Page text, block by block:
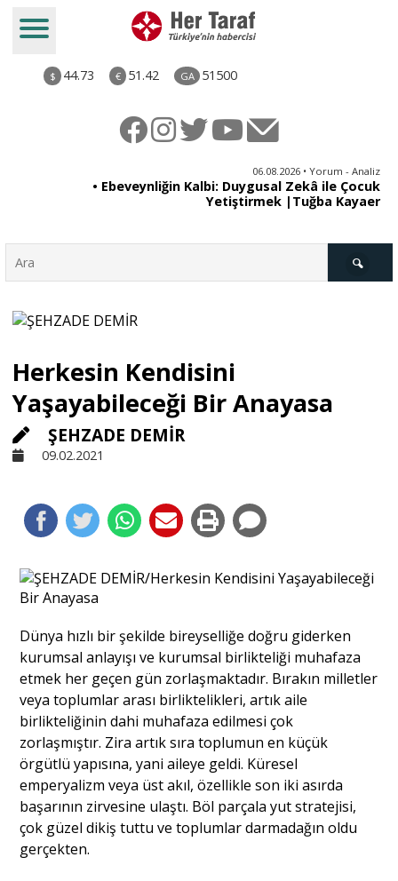
$ 44.73 € 51.42 GA 51500
06.08.2026 • Yorum - Analiz
• Ebeveynliğin Kalbi: Duygusal Zekâ ile Çocuk
Yetiştirmek |Tuğba Kayaer
Derkenar
Sivil Toplum
Kültür - Sanat
Yorum - Analiz
Söyleşi
Yazı Dizisi
Herkesin Kendisini
Yaşayabileceği Bir Anayasa
ŞEHZADE DEMİR
09.02.2021
Dünya hızlı bir şekilde bireyselliğe doğru giderken
kurumsal anlayışı ve kurumsal birlikteliği muhafaza
etmek her geçen gün zorlaşmaktadır. Bırakın milletler
veya toplumlar arası birliktelikleri, artık aile
birlikteliğinin dahi muhafaza edilmesi çok
zorlaşmıştır. Zira artık sıra toplumun en küçük
örgütlü yapısına, yani aileye geldi. Küresel
emperyalizm veya üst akıl, özellikle son iki asırda
başarının zirvesine ulaştı. Böl parçala yut stratejisi,
çok güzel dikiş tuttu ve toplumlar darmadağın oldu
gerçekten.